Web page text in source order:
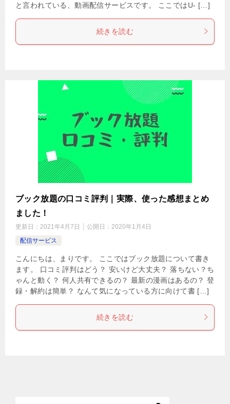
と言われている、動画配信サービスです。 ここではU- […]
続きを読む
ブック放題の口コミ評判｜実際、使った感想まとめ
ました！
更新日： 2021年4月7日 公開日： 2020年1月4日
配信サービス
こんにちは、まりです。 ここではブック放題について書き
ます。 口コミ評判はどう？ 安いけど大丈夫？ 落ちない？ち
ゃんと動く？ 何人共有できるの？ 最新の漫画はあるの？ 登
録・解約は簡単？ なんて気になっている方に向けて書 […]
続きを読む